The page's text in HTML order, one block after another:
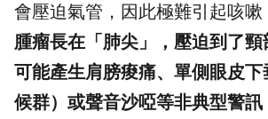
會壓迫氣管，因此極難引起咳嗽
腫瘤長在「肺尖」，壓迫到了
可能產生肩膀痠痛、單側眼皮
候群）或聲音沙啞等非典型警訊